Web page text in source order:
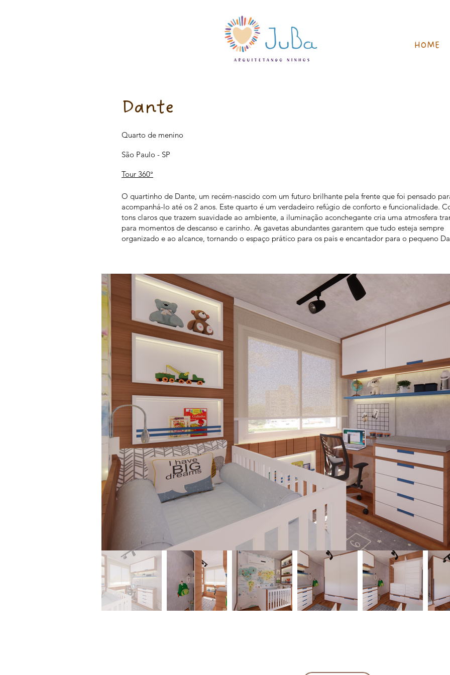
HOME
Dante
Quarto de menino
São Paulo - SP
Tour 360°
O quartinho de Dante, um recém-nascido com um futuro brilhante pela frente que foi pensado
acompanhá-lo até os 2 anos. Este quarto é um verdadeiro refúgio de conforto e funcionalidade.
tons claros que trazem suavidade ao ambiente, a iluminação aconchegante cria uma atmosfera
para momentos de descanso e carinho. As gavetas abundantes garantem que tudo esteja sempre
organizado e ao alcance, tornando o espaço prático para os pais e encantador para o pequeno